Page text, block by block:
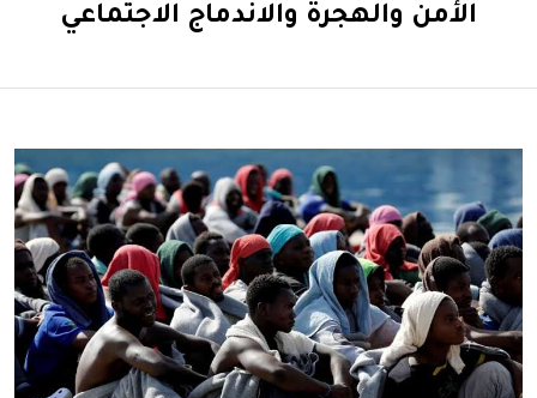
الأمن والهجرة والاندماج الاجتماعي